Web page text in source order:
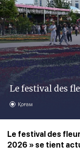
Le festival des
Қоғам
Le festival des
2026 » se tient